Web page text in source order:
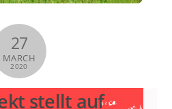
27
MARCH
2020
stellt auf